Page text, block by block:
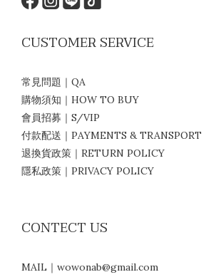
CUSTOMER SERVICE
常見問題｜QA
購物須知｜HOW TO BUY
會員招募｜S/VIP
付款配送｜PAYMENTS & TRANSPORT
退換貨政策｜RETURN POLICY
隱私政策｜PRIVACY POLICY
CONTECT US
MAIL｜wowonab@gmail.com